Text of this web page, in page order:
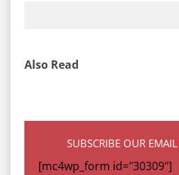
Also Read
SUBSCRIBE OUR
[mc4wp_form id="30309"]